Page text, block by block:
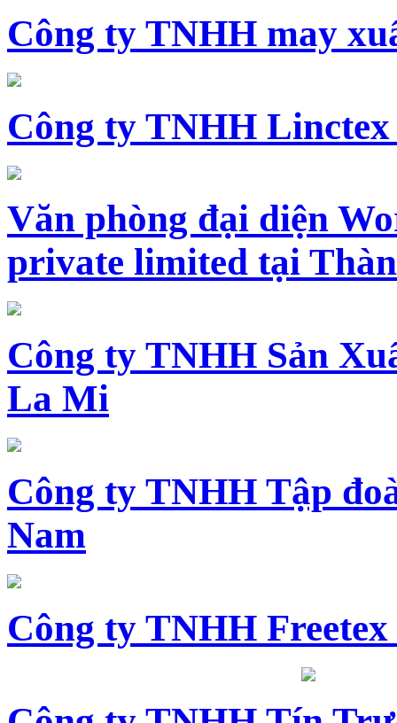
Công ty TNHH may
Công ty TNHH Linctex
Văn phòng đại diện
private limited tại
Công ty TNHH Sản
La Mi
Công ty TNHH Tập
Nam
Công ty TNHH